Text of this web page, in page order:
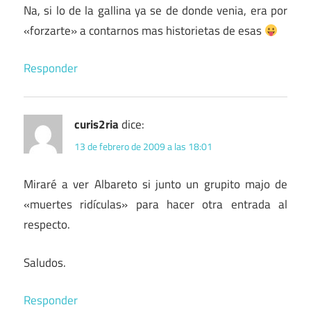
Na, si lo de la gallina ya se de donde venia, era por
«forzarte» a contarnos mas historietas de esas
Responder
curis2riadice:
13 de febrero de 2009 a las 18:01
Miraré a ver Albareto si junto un grupito majo de
«muertes ridículas» para hacer otra entrada al
respecto.
Saludos.
Responder